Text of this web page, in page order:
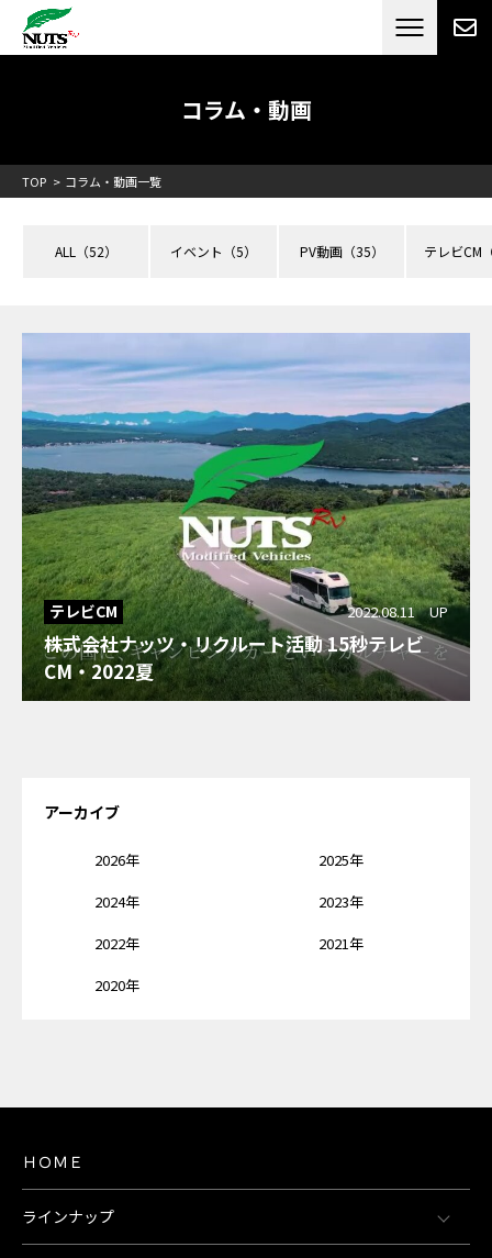
日本最大級のキャンピングカーメーカー
RV[テレビCM放送]
コラム・動画
TOP コラム・動画一覧
ALL （52） イベント （5） PV動画（35） テレビCM
テレビCM 2022.08.11 UP
株式会社ナッツ・リクルート活動 15秒テレビ
CM・2022夏
アーカイブ
2026年
2025年
2024年
2023年
2022年
2021年
2020年
ＨＯＭＥ
ラインナップ